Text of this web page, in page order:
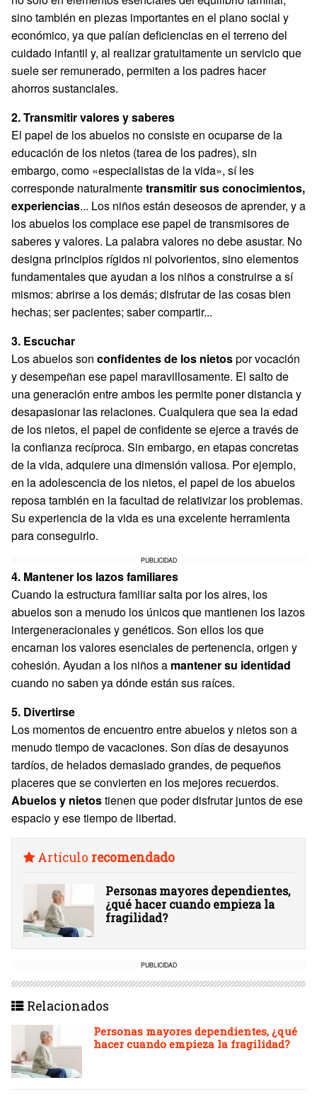
sino también en piezas importantes en el plano social y
económico, ya que palían deficiencias en el terreno del
cuidado infantil y, al realizar gratuitamente un servicio que
suele ser remunerado, permiten a los padres hacer
ahorros sustanciales.
2. Transmitir valores y saberes
El papel de los abuelos no consiste en ocuparse de la
educación de los nietos (tarea de los padres), sin
embargo, como «especialistas de la vida», sí les
corresponde naturalmentetransmitir sus conocimientos,
experiencias... Los niños están deseosos de aprender, y a
los abuelos los complace ese papel de transmisores de
saberes y valores. La palabra valores no debe asustar. No
designa principios rígidos ni polvorientos, sino elementos
fundamentales que ayudan a los niños a construirse a sí
mismos: abrirse a los demás; disfrutar de las cosas bien
hechas; ser pacientes; saber compartir...
3. Escuchar
Los abuelos son confidentes de los nietospor vocación
y desempeñan ese papel maravillosamente. El salto de
una generación entre ambos les permite poner distancia y
desapasionar las relaciones. Cualquiera que sea la edad
de los nietos, el papel de confidente se ejerce a través de
la confianza recíproca. Sin embargo, en etapas concretas
de la vida, adquiere una dimensión valiosa. Por ejemplo,
en la adolescencia de los nietos, el papel de los abuelos
reposa también en la facultad de relativizar los problemas.
Su experiencia de la vida es una excelente herramienta
para conseguirlo.
PUBLICIDAD
4. Mantener los lazos familiares
Cuando la estructura familiar salta por los aires, los
abuelos son a menudo los únicos que mantienen los lazos
intergeneracionales y genéticos. Son ellos los que
encarnan los valores esenciales de pertenencia, origen y
cohesión. Ayudan a los niños a mantener su identidad
cuando no saben ya dónde están sus raíces.
5. Divertirse
Los momentos de encuentro entre abuelos y nietos son a
menudo tiempo de vacaciones. Son días de desayunos
tardíos, de helados demasiado grandes, de pequeños
placeres que se convierten en los mejores recuerdos.
Abuelos y nietostienen que poder disfrutar juntos de ese
espacio y ese tiempo de libertad.
Artículo recomendado
Personas mayores dependientes,
¿qué hacer cuando empieza la
fragilidad?
PUBLICIDAD
Relacionados
Personas mayores dependientes, ¿qué
hacer cuando empieza la fragilidad?